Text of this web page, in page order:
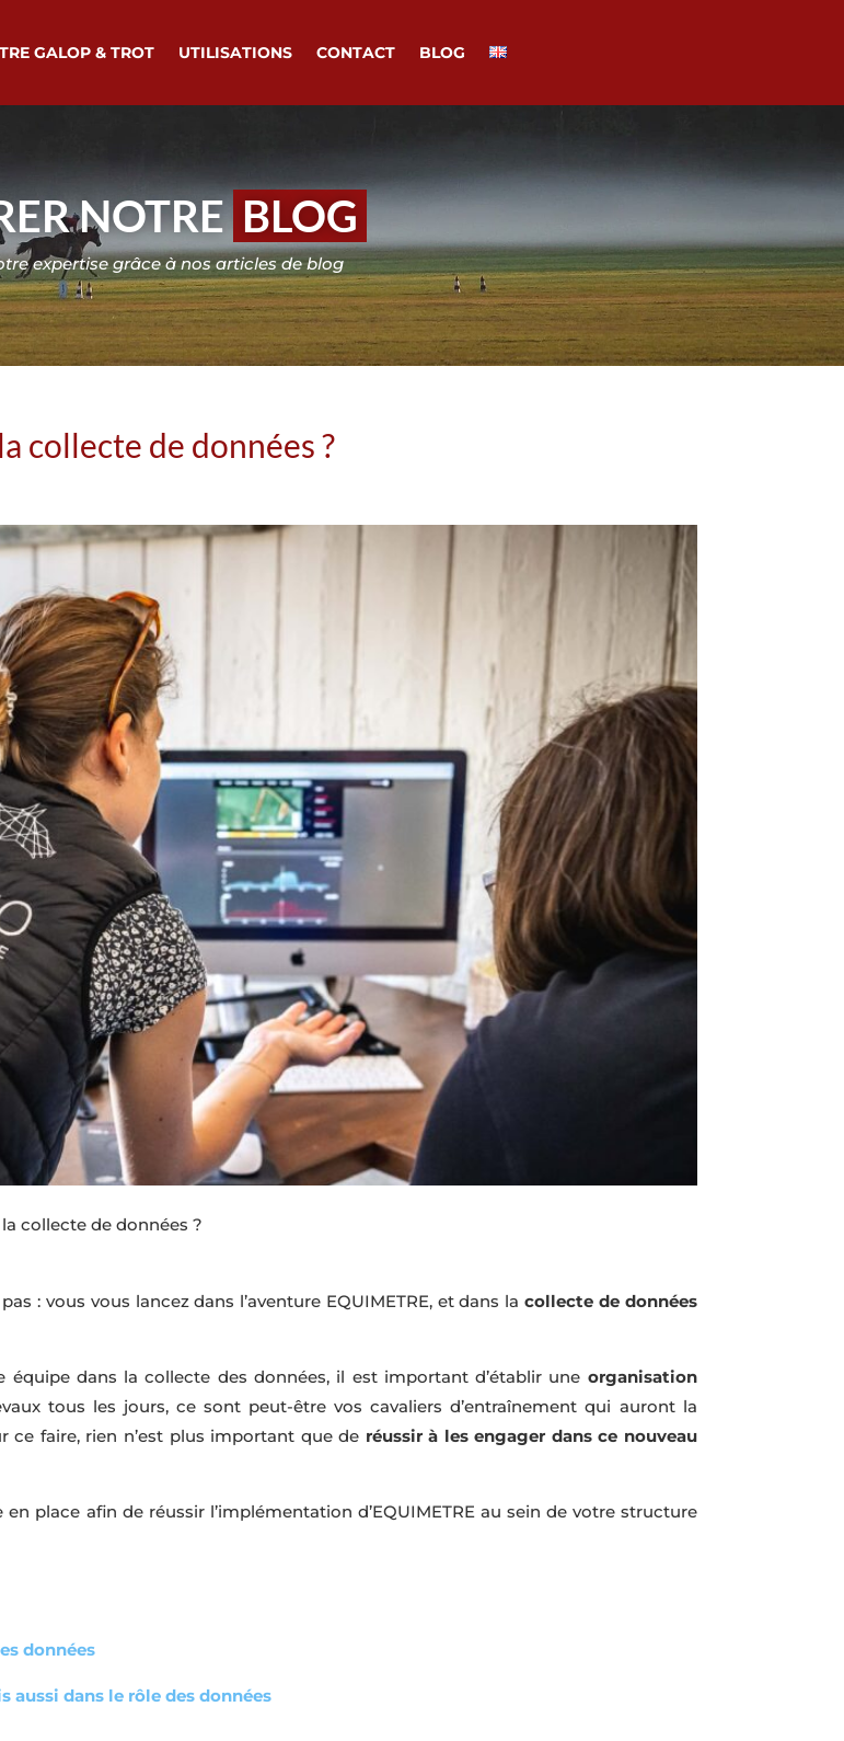
GALOP & TROT UTILISATIONS CONTACT BLOG
NOTRE BLOG
expertise grâce à nos articles de blog
collecte de données ?
collecte de données ?
: vous vous lancez dans l’aventure EQUIMETRE, et dans lacollecte de données
équipe dans la collecte des données, il est important d’établir une organisation
tous les jours, ce sont peut-être vos cavaliers d’entraînement qui auront la
ce faire, rien n’est plus important que de réussir à les engager dans ce nouveau
place afin de réussir l’implémentation d’EQUIMETRE au sein de votre structure
données
aussi dans le rôle des données